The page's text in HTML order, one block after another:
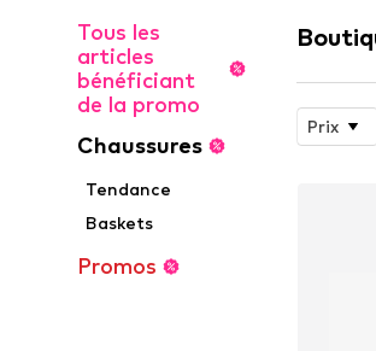
Tous les
articles
bénéficiant
de la promo
Chaussures
Tendance
Baskets
Promos
Prix